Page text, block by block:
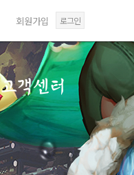
회원가입 로그인
고객센터
FAQ
1:1문의
답변확인